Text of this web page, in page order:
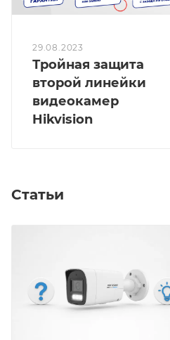
29.08.2023
Тройная защита
второй линейки
видеокамер
Hikvision
Статьи